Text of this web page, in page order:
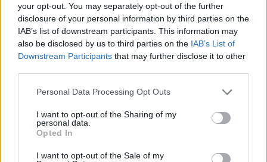
your opt-out. You may separately opt-out of the further
disclosure of your personal information by third parties on the
IAB’s list of downstream participants. This information may
also be disclosed by us to third parties on the IAB’s List of
Downstream Participants that may further disclose it to other
Personal Data Processing Opt Outs
I want to opt-out of the Sharing of my
personal data.
Opted In
I want to opt-out of the Sale of my
Aukció helye: 1055 Budapest, Falk Miksa utca 24-26.
Tételszám: 817
Eladó adatai
Biksady Galéria Kft.
1055, Budapest, Falk Miksa u.
Telefon: 061/784-1111 061/780-